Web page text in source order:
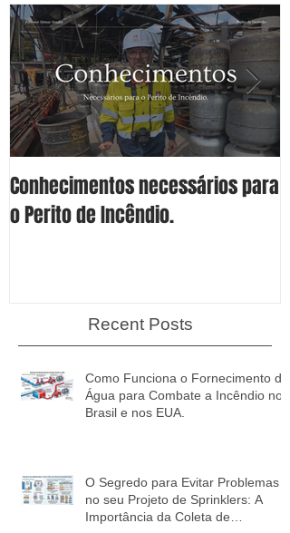
Conhecimentos necessários para
o Perito de Incêndio.
Recent Posts
Como Funciona o Fornecimento de
Água para Combate a Incêndio no
Brasil e nos EUA.
O Segredo para Evitar Problemas
no seu Projeto de Sprinklers: A
Importância da Coleta de